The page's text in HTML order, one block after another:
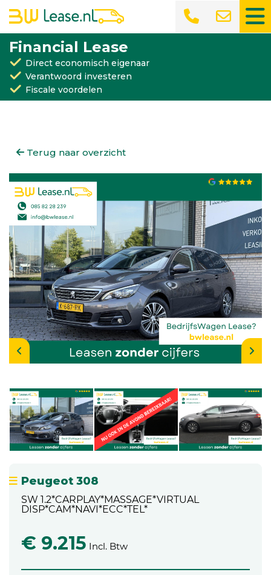
Financial Lease
Direct economisch eigenaar
Verantwoord investeren
Fiscale voordelen
Terug naar overzicht
Peugeot 308
SW 1.2*CARPLAY*MASSAGE*VIRTUAL
DISP*CAM*NAVI*ECC*TEL*
€ 9.215 Incl. Btw